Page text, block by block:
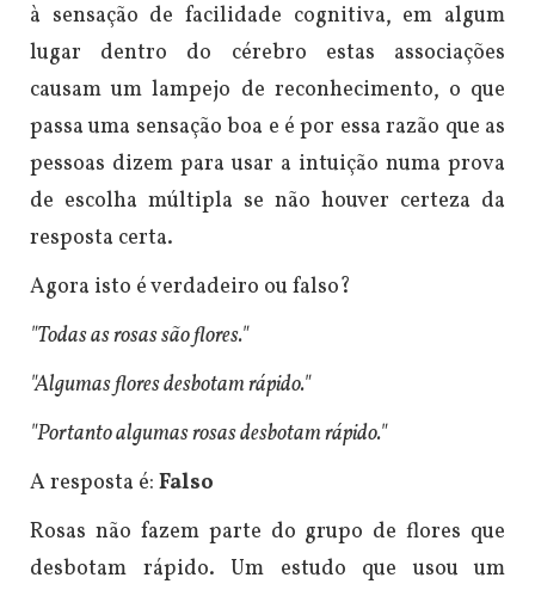
à sensação de facilidade cognitiva, em algum
lugar dentro do cérebro estas associações
causam um lampejo de reconhecimento, o que
passa uma sensação boa e é por essa razão que as
pessoas dizem para usar a intuição numa prova
de escolha múltipla se não houver certeza da
resposta certa.
Agora isto é verdadeiro ou falso?
"Todas as rosas são flores."
"Algumas flores desbotam rápido."
"Portanto algumas rosas desbotam rápido."
A resposta é: Falso
Rosas não fazem parte do grupo de flores que
desbotam rápido. Um estudo que usou um